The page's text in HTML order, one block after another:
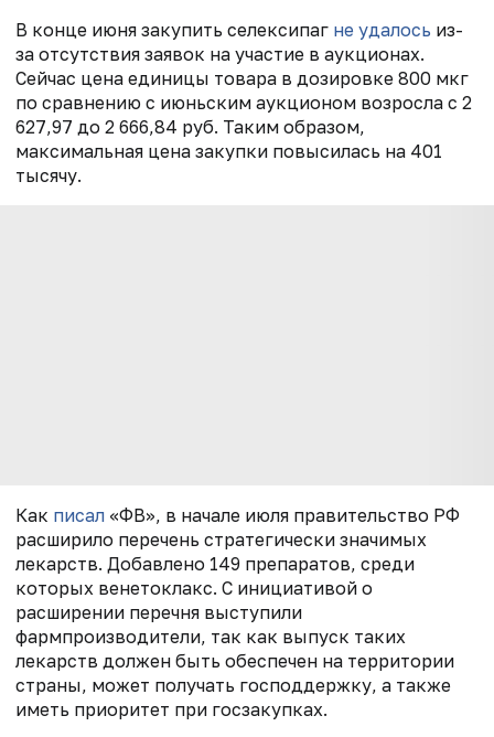
В конце июня закупить селексипаг не удалось из-
за отсутствия заявок на участие в аукционах.
Сейчас цена единицы товара в дозировке 800 мкг
по сравнению с июньским аукционом возросла с 2
627,97 до 2 666,84 руб. Таким образом,
максимальная цена закупки повысилась на 401
тысячу.
Как писал «ФВ», в начале июля правительство РФ
расширило перечень стратегически значимых
лекарств. Добавлено 149 препаратов, среди
которых венетоклакс. С инициативой о
расширении перечня выступили
фармпроизводители, так как выпуск таких
лекарств должен быть обеспечен на территории
страны, может получать господдержку, а также
иметь приоритет при госзакупках.